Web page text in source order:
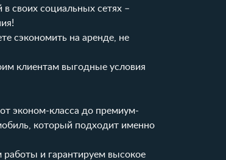
своих социальных сетях –
сэкономить на аренде, не
клиентам выгодные условия
эконом-класса до премиум-
который подходит именно
и гарантируем высокое